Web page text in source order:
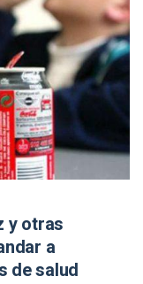
y otras
a
de salud